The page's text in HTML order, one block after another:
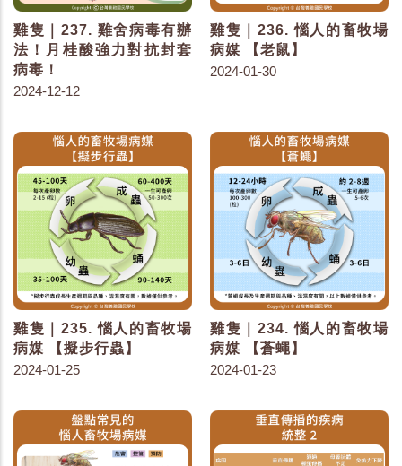
雞隻｜237. 雞舍病毒有辦
法！月桂酸強力對抗封套
病毒！
2024-12-12
雞隻｜236. 惱人的畜牧場
病媒 【老鼠】
2024-01-30
雞隻｜235. 惱人的畜牧場
病媒 【擬步行蟲】
2024-01-25
雞隻｜234. 惱人的畜牧場
病媒 【蒼蠅】
2024-01-23